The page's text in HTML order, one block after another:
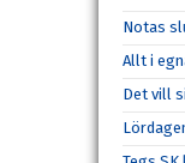
Notas
Allt i
Det vill